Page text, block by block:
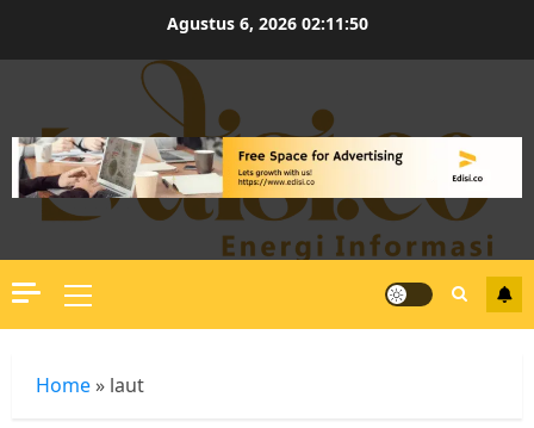
Agustus 6, 2026 02:11:51
Primary
Menu
Home » laut